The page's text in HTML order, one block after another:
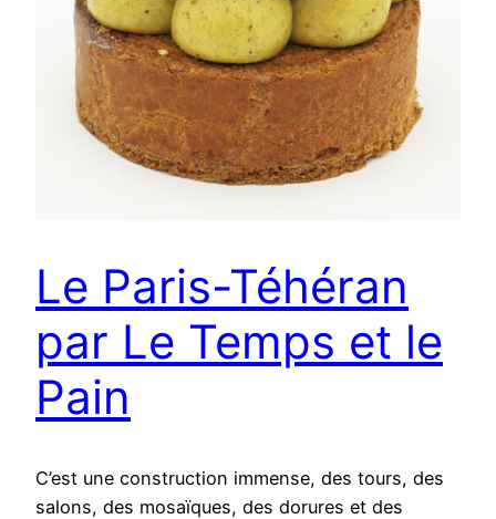
Le Paris-Téhéran
par Le Temps et le
Pain
C’est une construction immense, des tours, des
salons, des mosaïques, des dorures et des